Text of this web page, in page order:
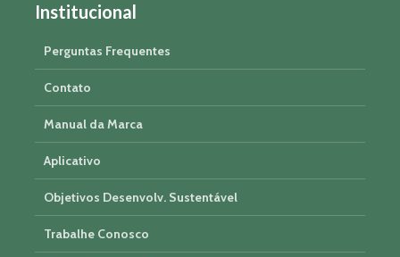
Institucional
Perguntas Frequentes
Contato
Manual da Marca
Aplicativo
Objetivos Desenvolv. Sustentável
Trabalhe Conosco